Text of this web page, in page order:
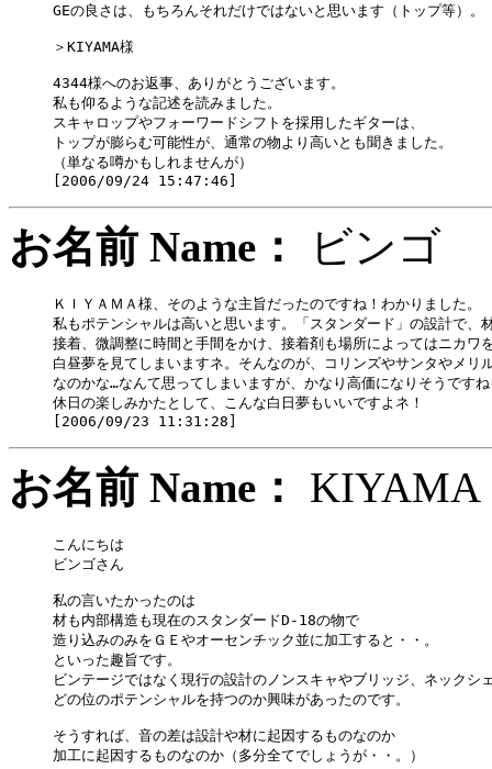
GEの良さは、もちろんそれだけではないと思います（トップ等）。
＞KIYAMA様
4344様へのお返事、ありがとうございます。
私も仰るような記述を読みました。
スキャロップやフォーワードシフトを採用したギターは、
トップが膨らむ可能性が、通常の物より高いとも聞きました。
（単なる噂かもしれませんが）
お名前 Name： ビン
ＫＩＹＡＭＡ様、そのような主旨だったのですね！わかりました。
私もポテンシャルは高いと思います。「スタンダード」の設計で、
接着、微調整に時間と手間をかけ、接着剤も場所によってはニカワ
白昼夢を見てしまいますネ。そんなのが、コリンズやサンタやメリ
なのかな…なんて思ってしまいますが、かなり高価になりそうです
休日の楽しみかたとして、こんな白日夢もいいですよネ！
お名前 Name：
こんにちは
ビンゴさん
私の言いたかったのは
材も内部構造も現在のスタンダードD-18の物で
造り込みのみをＧＥやオーセンチック並に加工すると・・。
といった趣旨です。
ビンテージではなく現行の設計のノンスキャやブリッジ、ネックシ
どの位のポテンシャルを持つのか興味があったのです。
そうすれば、音の差は設計や材に起因するものなのか
加工に起因するものなのか（多分全てでしょうが・・。）